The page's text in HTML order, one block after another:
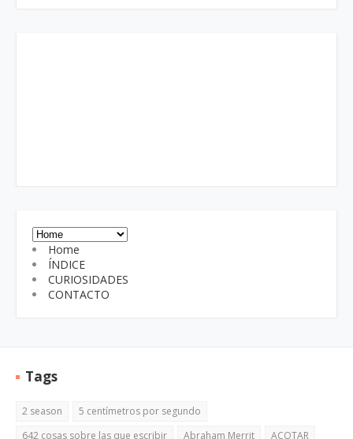
Home
ÍNDICE
CURIOSIDADES
CONTACTO
Tags
2 season
5 centímetros por segundo
642 cosas sobre las que escribir
Abraham Merrit ACOTAR